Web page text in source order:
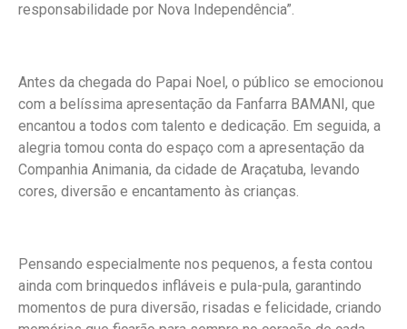
responsabilidade por Nova Independência”.
Antes da chegada do Papai Noel, o público se emocionou
com a belíssima apresentação da Fanfarra BAMANI, que
encantou a todos com talento e dedicação. Em seguida, a
alegria tomou conta do espaço com a apresentação da
Companhia Animania, da cidade de Araçatuba, levando
cores, diversão e encantamento às crianças.
Pensando especialmente nos pequenos, a festa contou
ainda com brinquedos infláveis e pula-pula, garantindo
momentos de pura diversão, risadas e felicidade, criando